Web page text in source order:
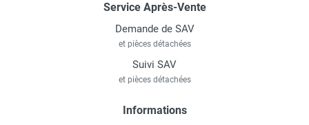
Service Après-Vente
Demande de SAV
et pièces détachées
Suivi SAV
et pièces détachées
Informations